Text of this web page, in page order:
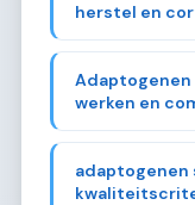
herstel en
werken en
adaptogenen